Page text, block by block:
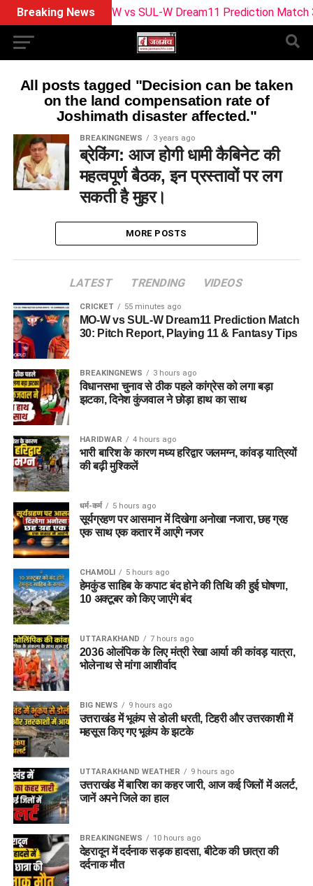
Breaking NewsMO-W vs SUL-W Dream11 Prediction Match
All posts tagged "Decision can be taken
on the land compensation rate of
Joshimath disaster affected."
BREAKINGNEWS 3 years ago
ब्रेकिंग: आज होगी धामी कैबिनेट की
महत्वपूर्ण बैठक, इन प्रस्तावों पर लग
सकती है मुहर।
MORE POSTS
LATEST TRENDING VIDEOS
CRICKET 55 minutes ago
MO-W vs SUL-W Dream11 Prediction Match
30: Pitch Report, Playing 11 & Fantasy Tips
BREAKINGNEWS 3 hours ago
विधानसभा चुनाव से ठीक पहले कांग्रेस को लगा बड़ा
झटका, दिनेश कुंजवाल ने छोड़ा हाथ का साथ
HARIDWAR 4 hours ago
भारी बारिश के कारण मध्य हरिद्वार जलमग्न, कांवड़ यात्रियों
की बढ़ी मुश्किलें
धर्म-कर्म 5 hours ago
सूर्यग्रहण पर आसमान में दिखेगा अनोखा नजारा, छह ग्रह
एक साथ एक कतार में आएंगे नजर
CHAMOLI 5 hours ago
हेमकुंड साहिब के कपाट बंद होने की तिथि की हुई घोषणा,
10 अक्टूबर को किए जाएंंगे बंद
UTTARAKHAND 7 hours ago
2036 ओलंपिक के लिए मंत्री रेखा आर्या की कांवड़ यात्रा,
भोलेनाथ से मांगा आशीर्वाद
BIG NEWS 9 hours ago
उत्तराखंड में भूकंप से डोली धरती, टिहरी और उत्तरकाशी में
महसूस किए गए भूकंप के झटके
UTTARAKHAND WEATHER 9 hours ago
उत्तराखंड में बारिश का कहर जारी, आज कई जिलों में अलर्ट,
जानें अपने जिले का हाल
BREAKINGNEWS 10 hours ago
देहरादून में दर्दनाक सड़क हादसा, बीटेक की छात्रा की
दर्दनाक मौत